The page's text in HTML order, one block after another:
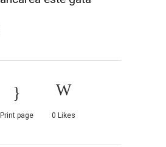
Print page 0 Likes